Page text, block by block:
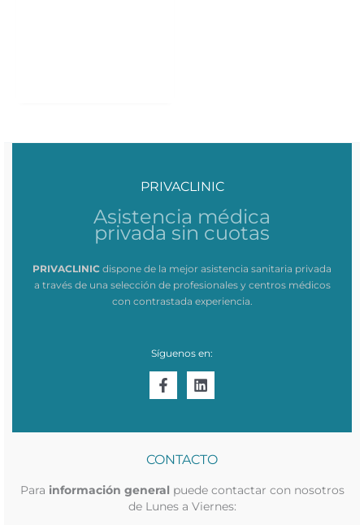
PRIVACLINIC
Asistencia médica
privada sin cuotas
PRIVACLINIC dispone de la mejor asistencia sanitaria privada
a través de una selección de profesionales y centros médicos
con contrastada experiencia.
Síguenos en:
CONTACTO
Para información general puede contactar con nosotros
de Lunes a Viernes: